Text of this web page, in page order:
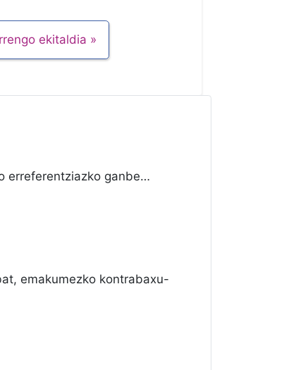
ekitaldia
erreferentziazko ganbe…
emakumezko kontrabaxu-